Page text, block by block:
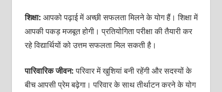
शिक्षा: आपको पढ़ाई में अच्छी सफलता मिलने के योग हैं। शिक्षा में
आपकी पकड़ मजबूत होगी। प्रतियोगिता परीक्षा की तैयारी कर
रहे विद्यार्थियों को उत्तम सफलता मिल सकती है।
पारिवारिक जीवन: परिवार में खुशियां बनी रहेंगी और सदस्‍यों के
बीच आपसी प्रेम बढ़ेगा। परिवार के साथ तीर्थाटन करने के योग